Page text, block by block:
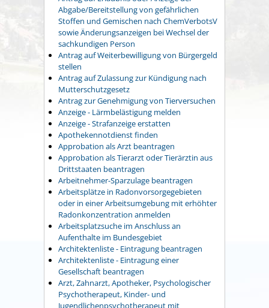
Abgabe/Bereitstellung von gefährlichen
Stoffen und Gemischen nach ChemVerbotsV
sowie Änderungsanzeigen bei Wechsel der
sachkundigen Person
Antrag auf Weiterbewilligung von Bürgergeld
stellen
Antrag auf Zulassung zur Kündigung nach
Mutterschutzgesetz
Antrag zur Genehmigung von Tierversuchen
Anzeige - Lärmbelästigung melden
Anzeige - Strafanzeige erstatten
Apothekennotdienst finden
Approbation als Arzt beantragen
Approbation als Tierarzt oder Tierärztin aus
Drittstaaten beantragen
Arbeitnehmer-Sparzulage beantragen
Arbeitsplätze in Radonvorsorgegebieten
oder in einer Arbeitsumgebung mit erhöhter
Radonkonzentration anmelden
Arbeitsplatzsuche im Anschluss an
Aufenthalte im Bundesgebiet
Architektenliste - Eintragung beantragen
Architektenliste - Eintragung einer
Gesellschaft beantragen
Arzt, Zahnarzt, Apotheker, Psychologischer
Psychotherapeut, Kinder- und
Jugendlichenpsychotherapeut mit